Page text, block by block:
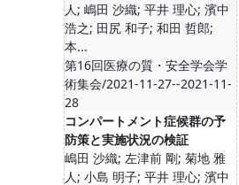
人; 嶋田 沙織; 平井 理心; 濱中
浩之; 田尻 和子; 和田 哲郎;
本...
第16回医療の質・安全学会学
術集会/2021-11-27--2021-11-
28
コンパートメント症候群の予
防策と実施状況の検証
嶋田 沙織; 左津前 剛; 菊地 雅
人; 小島 明子; 平井 理心; 濱中